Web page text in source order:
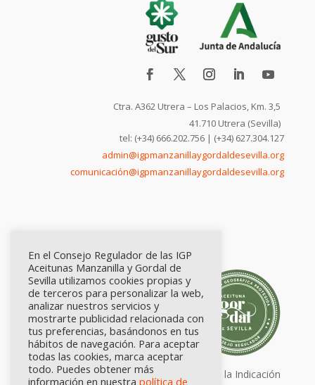
Ctra. A362 Utrera – Los Palacios, Km. 3,5
41.710 Utrera (Sevilla)
tel: (+34) 666.202.756 | (+34) 627.304.127
admin@igpmanzanillaygordaldesevilla.org
comunicación@igpmanzanillaygordaldesevilla.org
Calidad certificada por Origen. Sellos de la Indicación
En el Consejo Regulador de las IGP
Aceitunas Manzanilla y Gordal de
Sevilla utilizamos cookies propias y
de terceros para personalizar la web,
analizar nuestros servicios y
mostrarte publicidad relacionada con
tus preferencias, basándonos en tus
hábitos de navegación. Para aceptar
todas las cookies, marca aceptar
todo. Puedes obtener más
información en nuestra política de